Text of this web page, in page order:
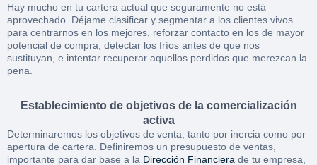
Hay mucho en tu cartera actual que seguramente no está
aprovechado. Déjame clasificar y segmentar a los clientes vivos
para centrarnos en los mejores, reforzar contacto en los de mayor
potencial de compra, detectar los fríos antes de que nos
sustituyan, e intentar recuperar aquellos perdidos que merezcan la
pena.
Establecimiento de objetivos de la comercialización
activa
Determinaremos los objetivos de venta, tanto por inercia como por
apertura de cartera. Definiremos un presupuesto de ventas,
importante para dar base a la Dirección Financiera de tu empresa,